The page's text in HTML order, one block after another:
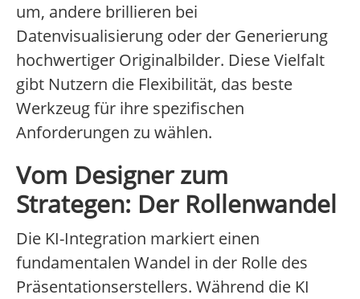
um, andere brillieren bei
Datenvisualisierung oder der Generierung
hochwertiger Originalbilder. Diese Vielfalt
gibt Nutzern die Flexibilität, das beste
Werkzeug für ihre spezifischen
Anforderungen zu wählen.
Vom Designer zum
Strategen: Der Rollenwandel
Die KI-Integration markiert einen
fundamentalen Wandel in der Rolle des
Präsentationserstellers. Während die KI